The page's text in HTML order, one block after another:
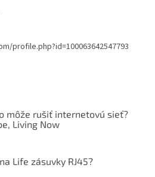
profile.php?id=100063642547793
môže rušiť internetovú sieť?
Living Now
Life zásuvky RJ45?